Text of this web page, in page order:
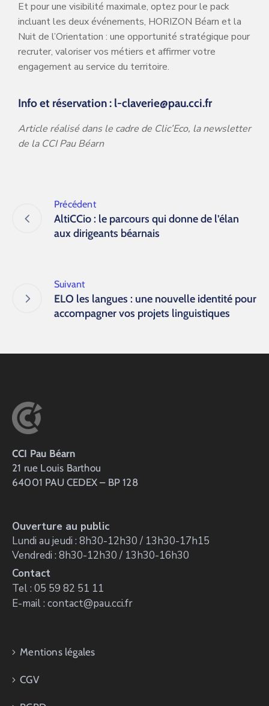
Et pour une visibilité maximale, optez pour le pack
incluant les deux événements, HORIZON Béarn et la
Nuit de l’Orientation : une opportunité stratégique pour
recruter, valoriser vos métiers et affirmer votre
engagement au service du territoire.
Info et réservation : l-claverie@pau.cci.fr
Article réalisé dans le cadre de Clic’Eco, la newsletter
de la CCI Pau Béarn
Précédent
AltiCCio : le parcours qui donne de l’élan
aux dirigeants béarnais
Suivant
ELO les langues : une nouvelle identité pour
accompagner vos projets linguistiques
CCI Pau Béarn
21 rue Louis Barthou
64001 PAU CEDEX – BP 128
Ouverture au public
Lundi au jeudi : 8h30-12h30 / 13h30-17h15
Vendredi : 8h30-12h30 / 13h30-16h30
Contact
Tel : 05 59 82 51 11
E-mail : contact@pau.cci.fr
Mentions légales
CGV